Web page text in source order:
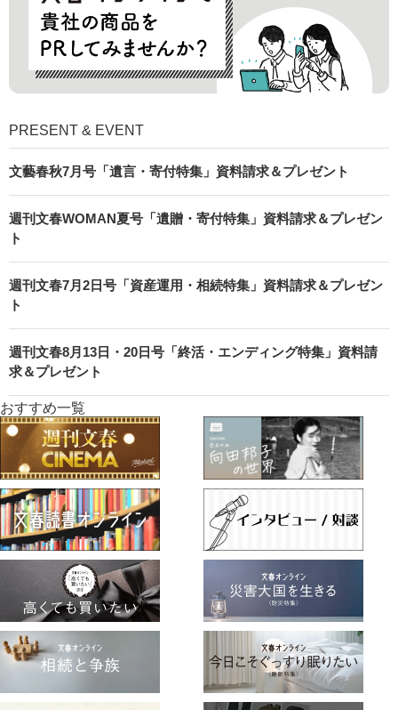
PRESENT & EVENT
文藝春秋7月号「遺言・寄付特集」資料請求＆プレゼント
週刊文春WOMAN夏号「遺贈・寄付特集」資料請求＆プレゼン
ト
週刊文春7月2日号「資産運用・相続特集」資料請求＆プレゼン
ト
週刊文春8月13日・20日号「終活・エンディング特集」資料請
求＆プレゼント
おすすめ一覧